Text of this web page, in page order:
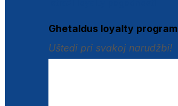
Ghetaldus loyalty program
Uštedi pri svakoj narudžbi!